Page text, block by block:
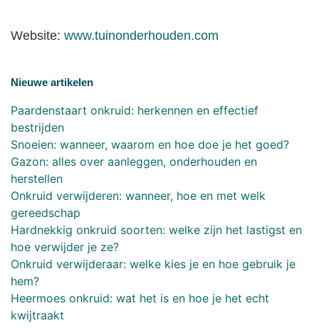
Website: www.tuinonderhouden.com
Nieuwe artikelen
Paardenstaart onkruid: herkennen en effectief
bestrijden
Snoeien: wanneer, waarom en hoe doe je het goed?
Gazon: alles over aanleggen, onderhouden en
herstellen
Onkruid verwijderen: wanneer, hoe en met welk
gereedschap
Hardnekkig onkruid soorten: welke zijn het lastigst en
hoe verwijder je ze?
Onkruid verwijderaar: welke kies je en hoe gebruik je
hem?
Heermoes onkruid: wat het is en hoe je het echt
kwijtraakt